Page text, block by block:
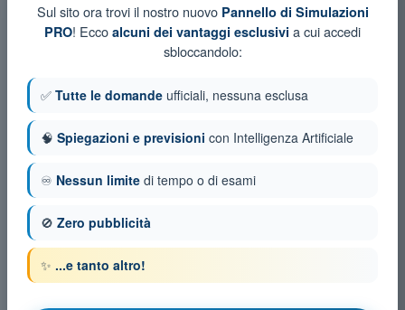
Sul sito ora trovi il nostro nuovo Pannello di Simulazioni
PRO! Ecco alcuni dei vantaggi esclusivi a cui accedi
sbloccandolo:
✅ Tutte le domande ufficiali, nessuna esclusa
🧠 Spiegazioni e previsioni con Intelligenza Artificiale
♾️ Nessun limite di tempo o di esami
🚫 Zero pubblicità
✨ ...e tanto altro!